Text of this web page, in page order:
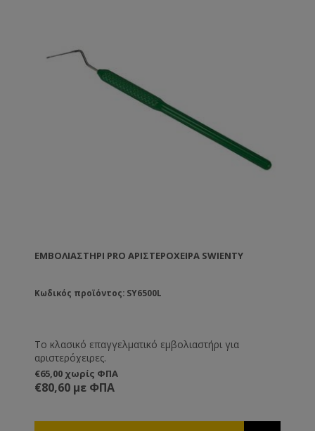
ΕΜΒΟΛΙΑΣΤΉΡΙ PRO ΑΡΙΣΤΕΡΌΧΕΙΡΑ SWIENTY
Κωδικός προϊόντος: SY6500L
Το κλασικό επαγγελματικό εμβολιαστήρι για
αριστερόχειρες.
€65,00 χωρίς ΦΠΑ
€80,60 με ΦΠΑ